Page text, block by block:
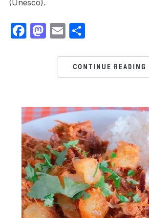
(Unesco).
Facebook
Mastodon
EmailShare
CONTINUE READING